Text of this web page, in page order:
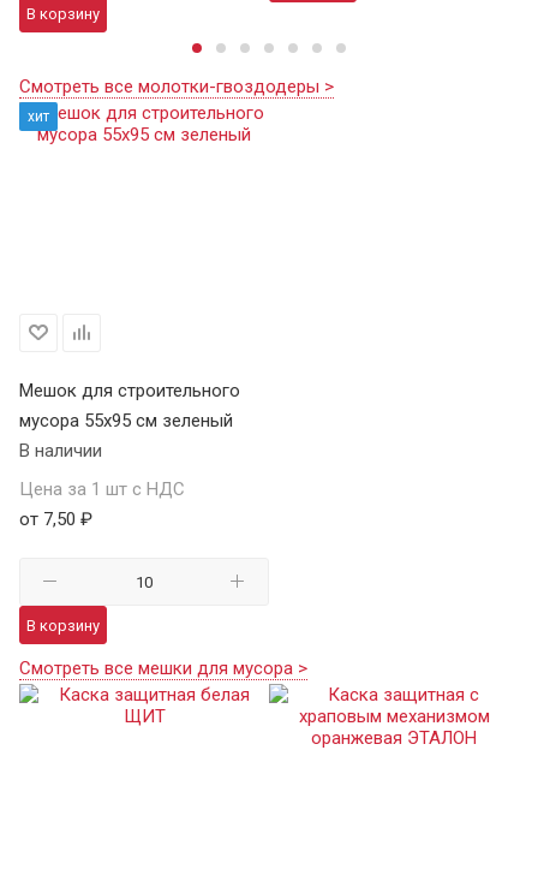
В корзину
Смотреть все молотки-гвоздодеры >
хит
Мешок для строительного
мусора 55х95 см зеленый
В наличии
Цена за 1 шт с НДС
от 7,50 ₽
В корзину
Смотреть все мешки для мусора >